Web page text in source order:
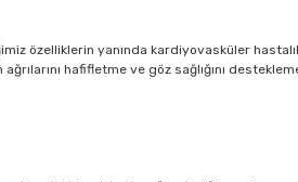
özelliklerin yanında kardiyovasküler
hafifletme ve göz sağlığını